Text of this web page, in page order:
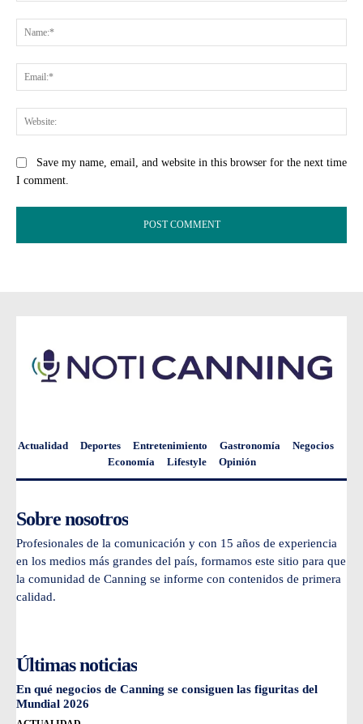
Save my name, email, and website in this browser for the next time
I comment.
Actualidad Deportes Entretenimiento Gastronomía
Negocios
Economía
Lifestyle Opinión
Sobre nosotros
Profesionales de la comunicación y con 15 años de experiencia
en los medios más grandes del país, formamos este sitio para que
la comunidad de Canning se informe con contenidos de primera
calidad.
Últimas noticias
En qué negocios de Canning se consiguen las figuritas del
Mundial 2026